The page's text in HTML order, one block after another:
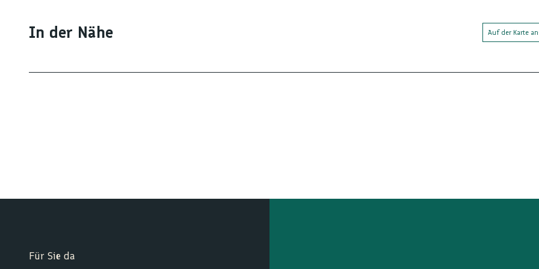
In der Nähe Auf der Karte
Für Sie da